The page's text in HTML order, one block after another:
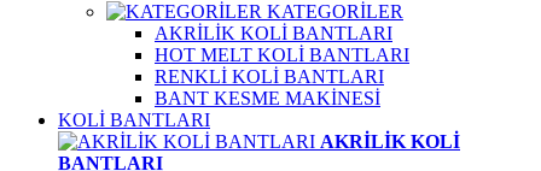
KATEGORİLER
AKRİLİK KOLİ BANTLARI
HOT MELT KOLİ BANTLARI
RENKLİ KOLİ BANTLARI
BANT KESME MAKİNESİ
KOLİ BANTLARI
AKRİLİK KOLİ
BANTLARI